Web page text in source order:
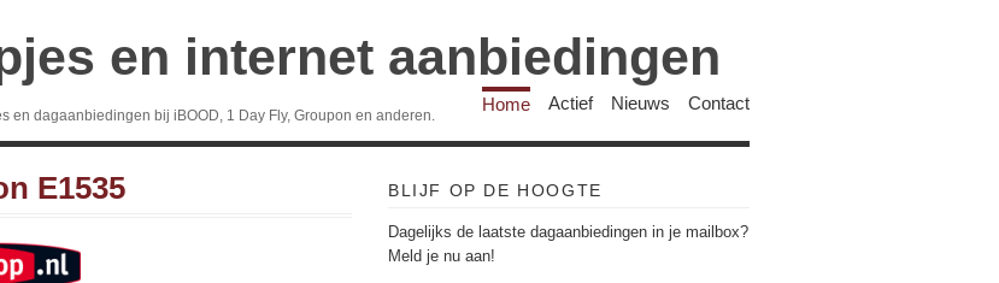
en internet aanbiedingen
en dagaanbiedingen bij iBOOD, 1 Day Fly, Groupon en anderen.
Home Actief Nieuws Contact
E1535 BLIJF OP DE HOOGTE
Dagelijks de laatste dagaanbiedingen in je mailbox?
Meld je nu aan!